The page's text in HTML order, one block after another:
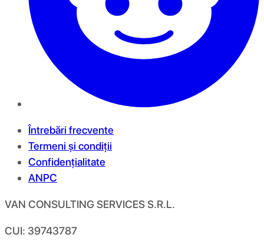
Întrebări frecvente
Termeni și condiții
Confidențialitate
ANPC
VAN CONSULTING SERVICES S.R.L.
CUI: 39743787